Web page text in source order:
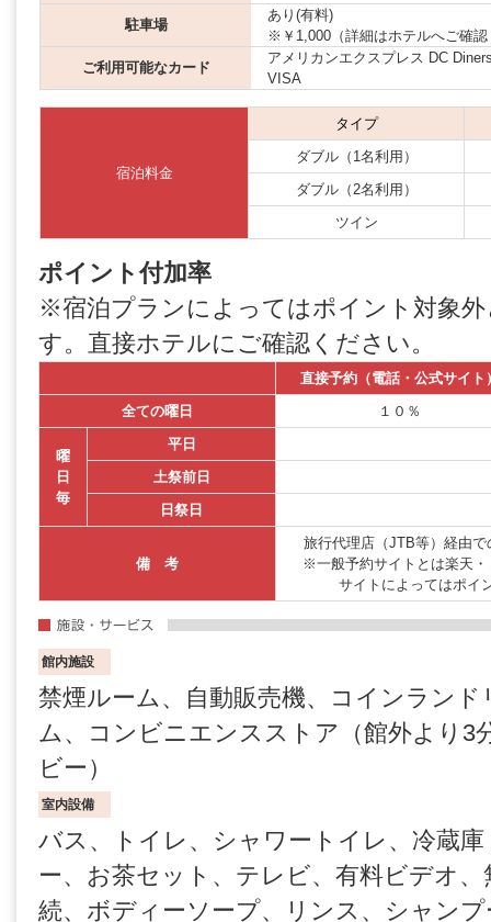
駐車場
あり(有料)
※￥1,000（詳細はホテルへご確認
ご利用可能なカード
アメリカンエクスプレス DC
VISA
宿泊料金
タイプ
ダブル（1名利用）
ダブル（2名利用）
ツイン
ポイント付加率
※宿泊プランによってはポイント対象
す。直接ホテルにご確認ください。
直接予約（電話・公式サイト
全ての曜日
１０％
曜
日
毎
平日
土祭前日
日祭日
備 考
旅行代理店（JTB等）経由
※一般予約サイトとは楽天
サイトによってはポイ
館内施設
禁煙ルーム、自動販売機、コインラン
ム、コンビニエンスストア（館外より3
ビー）
室内設備
バス、トイレ、シャワートイレ、冷蔵
ー、お茶セット、テレビ、有料ビデオ
続、ボディーソープ、リンス、シャン